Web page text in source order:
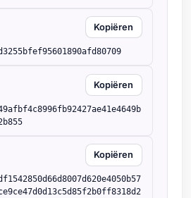
Kopiëren
Kopiëren
Kopiëren